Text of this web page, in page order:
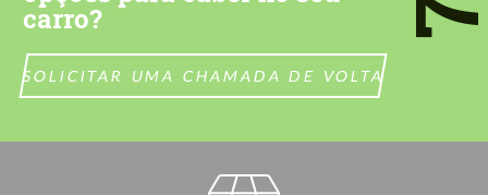
carro?
SOLICITAR UMA CHAMADA DE VOLTA